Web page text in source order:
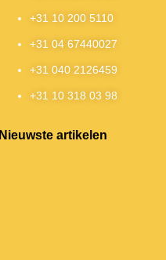
+31 10 200 5110
+31 04 67440027
+31 040 2126459
+31 10 318 03 98
Nieuwste artikelen